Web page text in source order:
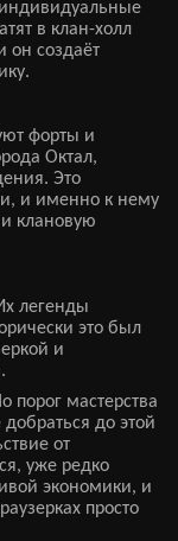
в клан-холл
он создаёт
форты и
Октал,
Это
и именно к нему
и клановую
легенды
это был
и
порог мастерства
до этой
от
уже редко
экономики, и
просто